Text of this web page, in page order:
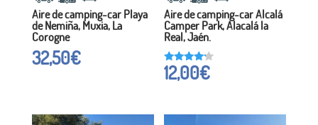
Aire de camping-car Playa
de Nemiña, Muxia, La
Corogne
32,50€
Aire de camping-car Alcalá
Camper Park, Alacalá la
Real, Jaén.
Noté à
16h00
12,00€